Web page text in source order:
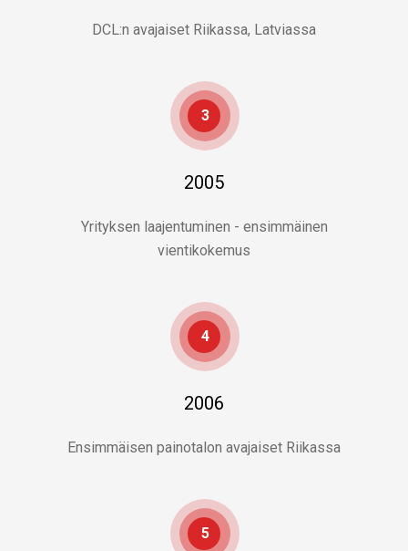
DCL:n avajaiset Riikassa, Latviassa
3
2005
Yrityksen laajentuminen - ensimmäinen
vientikokemus
4
2006
Ensimmäisen painotalon avajaiset Riikassa
5